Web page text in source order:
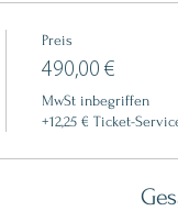
Preis
490,00 €
MwSt inbegriffen
+12,25 € Ticket-